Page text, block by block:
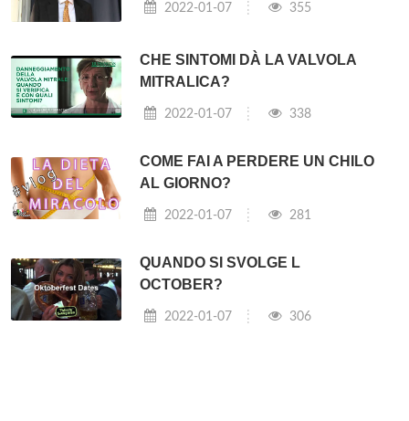
2022-01-07 355
CHE SINTOMI DÀ LA VALVOLA
MITRALICA?
2022-01-07 338
COME FAI A PERDERE UN CHILO
AL GIORNO?
2022-01-07 281
QUANDO SI SVOLGE L
OCTOBER?
2022-01-07 306